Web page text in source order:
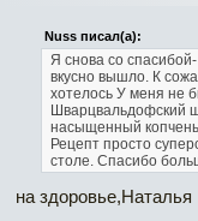
Nuss писал(а):
Я снова со
вкусно вышло. К
хотелось У меня не
Шварцвальдофский
насыщенный
Рецепт просто
столе. Спасибо
на здоровье,Наталья